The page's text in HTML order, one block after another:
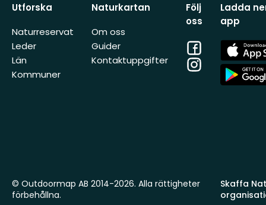
Utforska
Naturreservat
Leder
Län
Kommuner
Naturkartan
Om oss
Guider
Kontaktuppgifter
Följ
oss
Facebook
Instagram
Ladda
app
App
Store
App
Store
Skaffa
© Outdoormap AB 2014-2026. Alla rättigheter
förbehållna.